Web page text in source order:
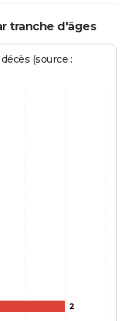
tranche d'âges
(source :
2